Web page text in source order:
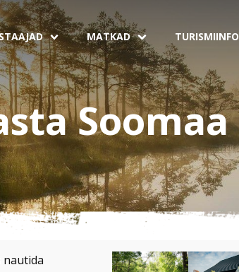
MATKAD TURISMIINFO
Soomaa
nautida